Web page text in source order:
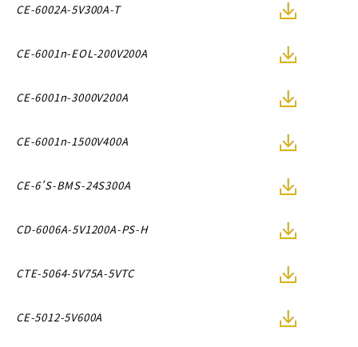
CE-6002A-5V300A-T
CE-6001n-EOL-200V200A
CE-6001n-3000V200A
CE-6001n-1500V400A
CE-6'S-BMS-24S300A
CD-6006A-5V1200A-PS-H
CTE-5064-5V75A-5VTC
CE-5012-5V600A